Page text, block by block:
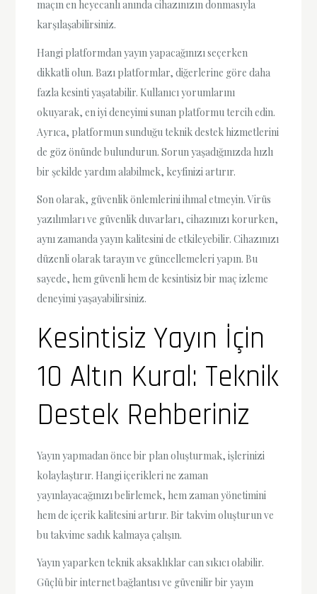
maçın en heyecanlı anında cihazınızın donmasıyla
karşılaşabilirsiniz.
Hangi platformdan yayın yapacağınızı seçerken
dikkatli olun. Bazı platformlar, diğerlerine göre daha
fazla kesinti yaşatabilir. Kullanıcı yorumlarını
okuyarak, en iyi deneyimi sunan platformu tercih edin.
Ayrıca, platformun sunduğu teknik destek hizmetlerini
de göz önünde bulundurun. Sorun yaşadığınızda hızlı
bir şekilde yardım alabilmek, keyfinizi artırır.
Son olarak, güvenlik önlemlerini ihmal etmeyin. Virüs
yazılımları ve güvenlik duvarları, cihazınızı korurken,
aynı zamanda yayın kalitesini de etkileyebilir. Cihazınızı
düzenli olarak tarayın ve güncellemeleri yapın. Bu
sayede, hem güvenli hem de kesintisiz bir maç izleme
deneyimi yaşayabilirsiniz.
Kesintisiz Yayın İçin
10 Altın Kural: Teknik
Destek Rehberiniz
Yayın yapmadan önce bir plan oluşturmak, işlerinizi
kolaylaştırır. Hangi içerikleri ne zaman
yayınlayacağınızı belirlemek, hem zaman yönetimini
hem de içerik kalitesini artırır. Bir takvim oluşturun ve
bu takvime sadık kalmaya çalışın.
Yayın yaparken teknik aksaklıklar can sıkıcı olabilir.
Güçlü bir internet bağlantısı ve güvenilir bir yayın